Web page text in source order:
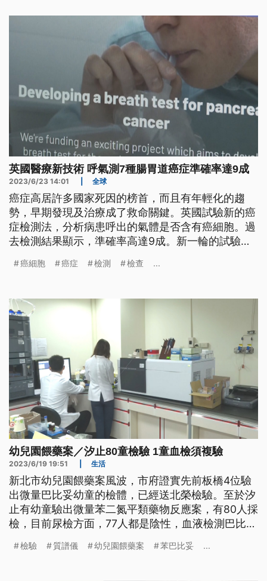
英國醫療新技術 呼氣測7種腸胃道癌症準確率達9成
2023/6/23 14:01 全球
癌症高居許多國家死因的榜首，而且有年輕化的趨
勢，早期發現及治療成了救命關鍵。英國試驗新的癌
症檢測法，分析病患呼出的氣體是否含有癌細胞。過
去檢測結果顯示，準確率高達9成。新一輪的試驗將
癌細胞 癌症 檢測 檢查 ...
幼兒園餵藥案／汐止80童檢驗 1童血檢須複驗
2023/6/19 19:51 生活
新北市幼兒園餵藥案風波，市府證實先前板橋4位驗
出微量巴比妥幼童的檢體，已經送北榮檢驗。至於汐
止有幼童驗出微量苯二氮平類藥物反應案，有80人採
檢，目前尿檢方面，77人都是陰性，血液檢測巴比妥
體發出聲明，呼籲教保員停止餵藥，待釐清事實後，
檢驗 質譜儀 幼兒園餵藥案 苯巴比妥 ...